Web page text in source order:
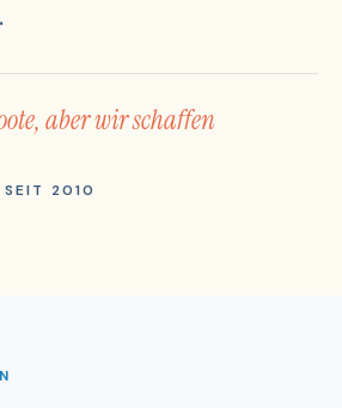
aber wir schaffen
SEIT 2010